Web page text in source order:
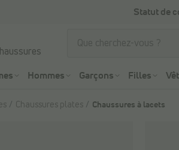
Statut de
Hommes Garçons Filles
Chaussures plates Chaussures à lacets